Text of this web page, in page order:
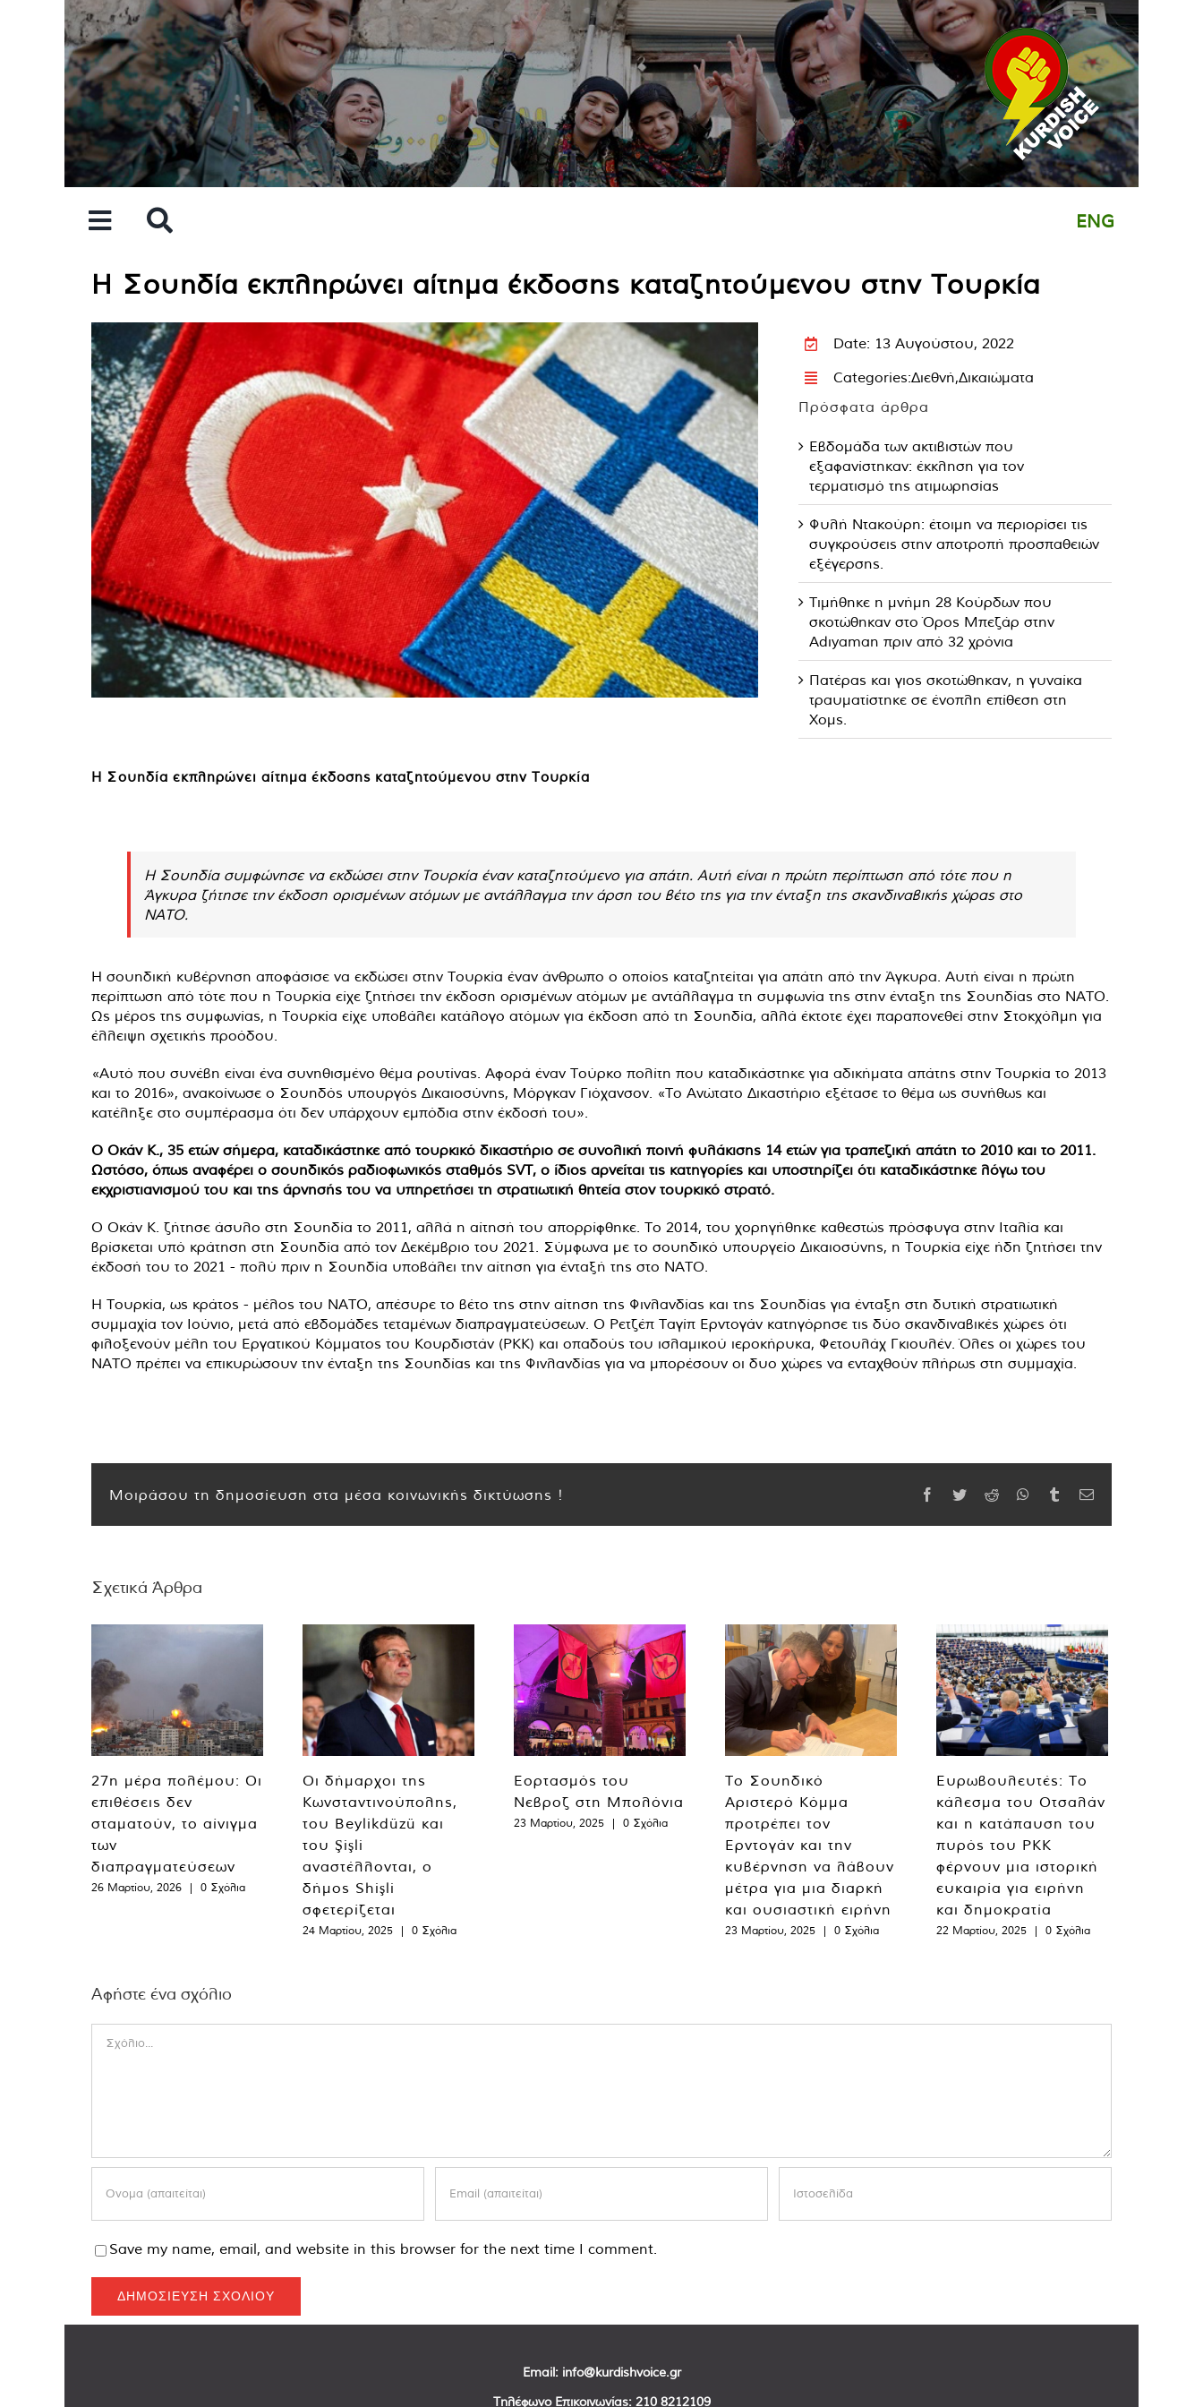
ENG
Η Σουηδία εκπληρώνει αίτημα έκδοσης καταζητούμενου στην Τουρκία
Date: 13 Αυγούστου, 2022
Categories:Διεθνή,Δικαιώματα
Πρόσφατα άρθρα
Εβδομάδα των ακτιβιστών που
εξαφανίστηκαν: έκκληση για τον
τερματισμό της ατιμωρησίας
Φυλή Ντακούρη: έτοιμη να περιορίσει τις
συγκρούσεις στην αποτροπή προσπαθειών
εξέγερσης.
Τιμήθηκε η μνήμη 28 Κούρδων που
σκοτώθηκαν στο Όρος Μπεζάρ στην
Adıyaman πριν από 32 χρόνια
Πατέρας και γιος σκοτώθηκαν, η γυναίκα
τραυματίστηκε σε ένοπλη επίθεση στη
Χομς.
Η Σουηδία εκπληρώνει αίτημα έκδοσης καταζητούμενου στην Τουρκία
Η Σουηδία συμφώνησε να εκδώσει στην Τουρκία έναν καταζητούμενο για απάτη. Αυτή είναι η πρώτη περίπτωση από τότε που η
Άγκυρα ζήτησε την έκδοση ορισμένων ατόμων με αντάλλαγμα την άρση του βέτο της για την ένταξη της σκανδιναβικής χώρας στο
ΝΑΤΟ.
Η σουηδική κυβέρνηση αποφάσισε να εκδώσει στην Τουρκία έναν άνθρωπο ο οποίος καταζητείται για απάτη από την Άγκυρα. Αυτή είναι η πρώτη
περίπτωση από τότε που η Τουρκία είχε ζητήσει την έκδοση ορισμένων ατόμων με αντάλλαγμα τη συμφωνία της στην ένταξη της Σουηδίας στο ΝΑΤΟ.
Ως μέρος της συμφωνίας, η Τουρκία είχε υποβάλει κατάλογο ατόμων για έκδοση από τη Σουηδία, αλλά έκτοτε έχει παραπονεθεί στην Στοκχόλμη για
έλλειψη σχετικής προόδου.
«Αυτό που συνέβη είναι ένα συνηθισμένο θέμα ρουτίνας. Αφορά έναν Τούρκο πολίτη που καταδικάστηκε για αδικήματα απάτης στην Τουρκία το 2013
και το 2016», ανακοίνωσε ο Σουηδός υπουργός Δικαιοσύνης, Μόργκαν Γιόχανσον. «Το Ανώτατο Δικαστήριο εξέτασε το θέμα ως συνήθως και
κατέληξε στο συμπέρασμα ότι δεν υπάρχουν εμπόδια στην έκδοσή του».
Ο Οκάν Κ., 35 ετών σήμερα, καταδικάστηκε από τουρκικό δικαστήριο σε συνολική ποινή φυλάκισης 14 ετών για τραπεζική απάτη το 2010 και το 2011.
Ωστόσο, όπως αναφέρει ο σουηδικός ραδιοφωνικός σταθμός SVT, ο ίδιος αρνείται τις κατηγορίες και υποστηρίζει ότι καταδικάστηκε λόγω του
εκχριστιανισμού του και της άρνησής του να υπηρετήσει τη στρατιωτική θητεία στον τουρκικό στρατό.
Ο Οκάν Κ. ζήτησε άσυλο στη Σουηδία το 2011, αλλά η αίτησή του απορρίφθηκε. Το 2014, του χορηγήθηκε καθεστώς πρόσφυγα στην Ιταλία και
βρίσκεται υπό κράτηση στη Σουηδία από τον Δεκέμβριο του 2021. Σύμφωνα με το σουηδικό υπουργείο Δικαιοσύνης, η Τουρκία είχε ήδη ζητήσει την
έκδοσή του το 2021 - πολύ πριν η Σουηδία υποβάλει την αίτηση για ένταξή της στο ΝΑΤΟ.
Η Τουρκία, ως κράτος - μέλος του ΝΑΤΟ, απέσυρε το βέτο της στην αίτηση της Φινλανδίας και της Σουηδίας για ένταξη στη δυτική στρατιωτική
συμμαχία τον Ιούνιο, μετά από εβδομάδες τεταμένων διαπραγματεύσεων. Ο Ρετζέπ Ταγίπ Ερντογάν κατηγόρησε τις δύο σκανδιναβικές χώρες ότι
φιλοξενούν μέλη του Εργατικού Κόμματος του Κουρδιστάν (PKK) και οπαδούς του ισλαμικού ιεροκήρυκα, Φετουλάχ Γκιουλέν. Όλες οι χώρες του
ΝΑΤΟ πρέπει να επικυρώσουν την ένταξη της Σουηδίας και της Φινλανδίας για να μπορέσουν οι δυο χώρες να ενταχθούν πλήρως στη συμμαχία.
Μοιράσου τη δημοσίευση στα μέσα κοινωνικής δικτύωσης ! Facebook
TwitterReddit WhatsApp
TumblrEmail
Σχετικά Άρθρα
27η μέρα πολέμου: Οι
επιθέσεις δεν
σταματούν, το αίνιγμα
των
διαπραγματεύσεων
26 Μαρτίου, 2026 | 0 Σχόλια
Οι δήμαρχοι της
Κωνσταντινούπολης,
του Beylikdüzü και
του Şişli
αναστέλλονται, ο
δήμος Shişli
σφετερίζεται
24 Μαρτίου, 2025 | 0 Σχόλια
Εορτασμός του
Νεβροζ στη Μπολόνια
23 Μαρτίου, 2025 | 0 Σχόλια
Το Σουηδικό
Αριστερό Κόμμα
προτρέπει τον
Ερντογάν και την
κυβέρνηση να λάβουν
μέτρα για μια διαρκή
και ουσιαστική ειρήνη
23 Μαρτίου, 2025 | 0 Σχόλια
Ευρωβουλευτές: Το
κάλεσμα του Οτσαλάν
και η κατάπαυση του
πυρός του PKK
φέρνουν μια ιστορική
ευκαιρία για ειρήνη
και δημοκρατία
22 Μαρτίου, 2025 | 0 Σχόλια
Αφήστε ένα σχόλιο
Save my name, email, and website in this browser for the next time I comment.
Email: info@kurdishvoice.gr
Τηλέφωνο Επικοινωνίας: 210 8212109